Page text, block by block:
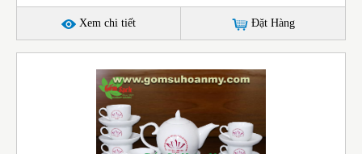
Xem chi tiết Đặt Hàng